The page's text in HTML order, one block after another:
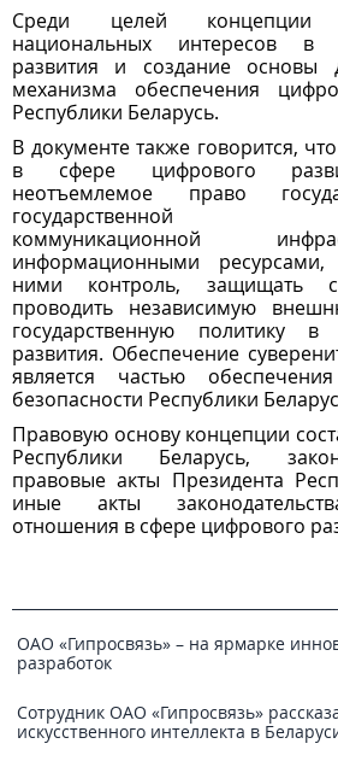
Среди целей концепции
национальных интересов в
развития и создание основы
механизма обеспечения
Республики Беларусь.
В документе также говорится,
в сфере цифрового
неотъемлемое право
государственной
коммуникационной
информационными ресурсами,
ними контроль, защищать
проводить независимую
государственную политику
развития. Обеспечение
является частью
безопасности Республики
Правовую основу концепции
Республики Беларусь,
правовые акты Президента
иные акты
отношения в сфере цифрового
ОАО «Гипросвязь» – на ярмарке
разработок
Сотрудник ОАО «Гипросвязь»
искусственного интеллекта в